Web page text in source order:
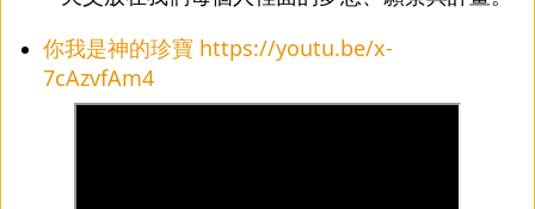
你我是神的珍寶 https://youtu.be/x-
7cAzvfAm4